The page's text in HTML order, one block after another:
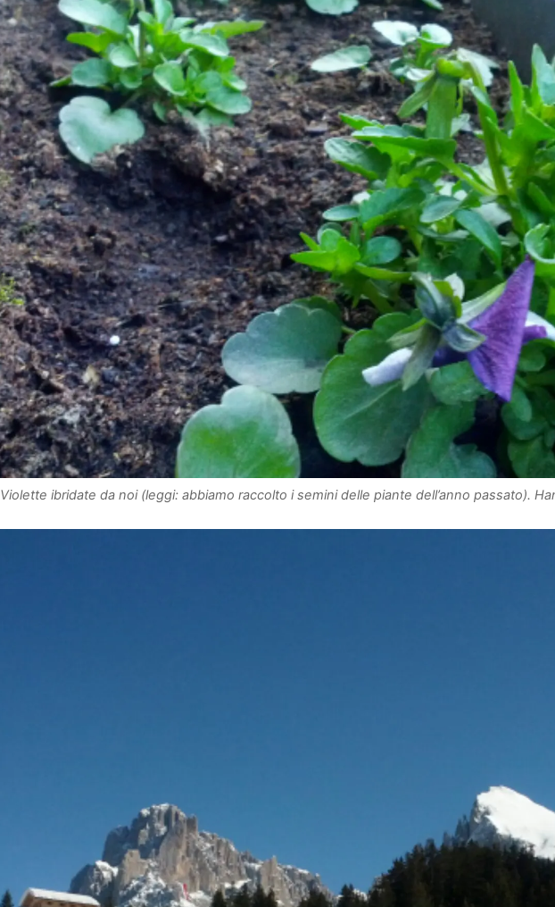
Violette ibridate da noi (leggi: abbiamo raccolto i semini delle piante dell’anno passato).